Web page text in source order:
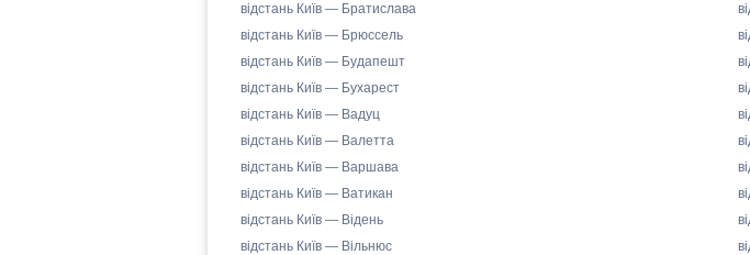
відстань Київ — Братислава
відстань Київ — Брюссель
відстань Київ — Будапешт
відстань Київ — Бухарест
відстань Київ — Вадуц
відстань Київ — Валетта
відстань Київ — Варшава
відстань Київ — Ватикан
відстань Київ — Відень
відстань Київ — Вільнюс